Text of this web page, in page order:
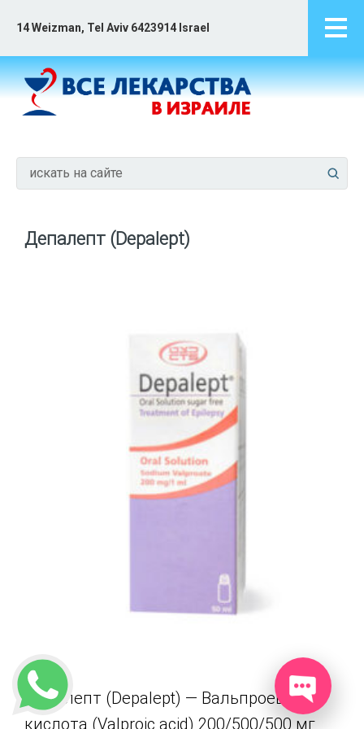
14 Weizman, Tel Aviv 6423914 Israel
Депалепт (Depalept)
Депалепт (Depalept) — Вальпроевая
кислота (Valproic acid) 200/500/500 мг